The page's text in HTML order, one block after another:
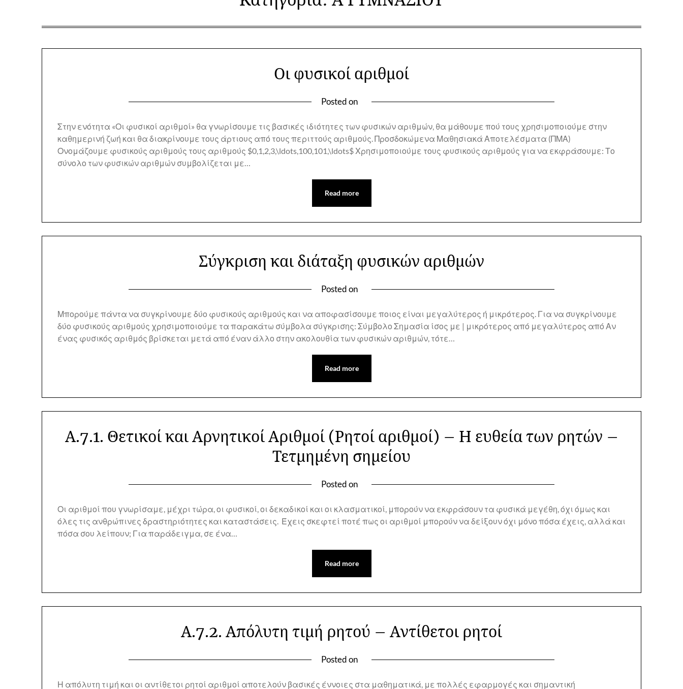
Οι φυσικοί αριθμοί
Posted on
Στην ενότητα «Οι φυσικοί αριθμοί» θα γνωρίσουμε τις βασικές ιδιότητες των φυσικών αριθμών, θα μάθουμε πού τους χρησιμοποιούμε στην
καθημερινή ζωή και θα διακρίνουμε τους άρτιους από τους περιττούς αριθμούς. Προσδοκώμενα Μαθησιακά Αποτελέσματα (ΠΜΑ)
Ονομάζουμε φυσικούς αριθμούς τους αριθμούς $0,1,2,3,\ldots,100,101,\ldots$ Χρησιμοποιούμε τους φυσικούς αριθμούς για να εκφράσουμε: Το
σύνολο των φυσικών αριθμών συμβολίζεται με…
Read more
Σύγκριση και διάταξη φυσικών αριθμών
Posted on
Μπορούμε πάντα να συγκρίνουμε δύο φυσικούς αριθμούς και να αποφασίσουμε ποιος είναι μεγαλύτερος ή μικρότερος. Για να συγκρίνουμε
δύο φυσικούς αριθμούς χρησιμοποιούμε τα παρακάτω σύμβολα σύγκρισης: Σύμβολο Σημασία ίσος με | μικρότερος από μεγαλύτερος από Αν
ένας φυσικός αριθμός βρίσκεται μετά από έναν άλλο στην ακολουθία των φυσικών αριθμών, τότε…
Read more
Α.7.1. Θετικοί και Αρνητικοί Αριθμοί (Ρητοί αριθμοί) – H ευθεία των ρητών –
Τετμημένη σημείου
Posted on
Οι αριθμοί που γνωρίσαμε, μέχρι τώρα, οι φυσικοί, οι δεκαδικοί και οι κλασματικοί, μπορούν να εκφράσουν τα φυσικά μεγέθη, όχι όμως και
όλες τις ανθρώπινες δραστηριότητες και καταστάσεις. Έχεις σκεφτεί ποτέ πως οι αριθμοί μπορούν να δείξουν όχι μόνο πόσα έχεις, αλλά και
πόσα σου λείπουν; Για παράδειγμα, σε ένα…
Read more
Α.7.2. Απόλυτη τιμή ρητού – Αντίθετοι ρητοί
Posted on
Η απόλυτη τιμή και οι αντίθετοι ρητοί αριθμοί αποτελούν βασικές έννοιες στα μαθηματικά, με πολλές εφαρμογές και σημαντική